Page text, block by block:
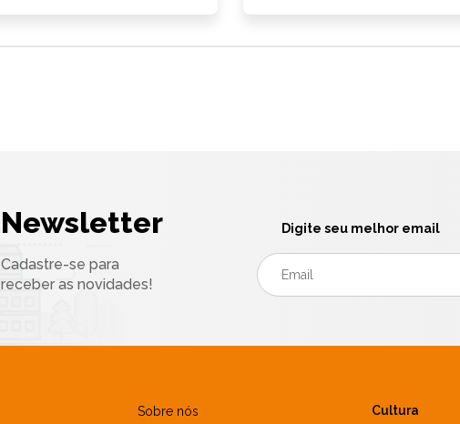
Newsletter
Cadastre-se para
receber as novidades!
Digite seu melhor email
Sobre nós
Cultura